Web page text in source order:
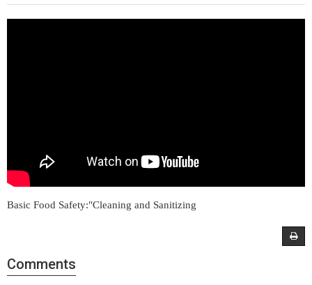
Basic Food Safety:"Cleaning and Sanitizing
Comments